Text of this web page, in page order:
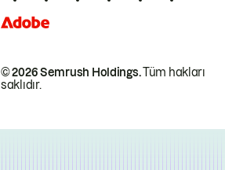
© 2026 Semrush Holdings.Tüm hakları
saklıdır.